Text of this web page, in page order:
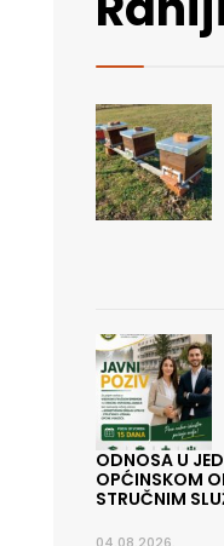
ODNOSA U
OPĆINSKOM
STRUČNIM